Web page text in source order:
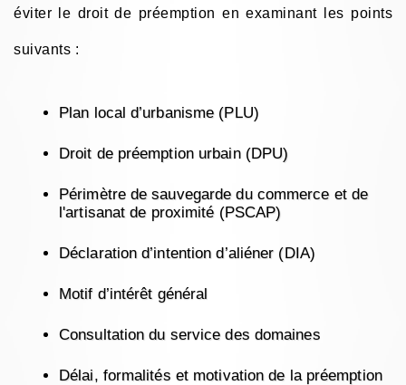
éviter le droit de préemption en examinant les points
suivants :
Plan local d’urbanisme (PLU)
Droit de préemption urbain (DPU)
Périmètre de sauvegarde du commerce et de
l'artisanat de proximité (PSCAP)
Déclaration d’intention d’aliéner (DIA)
Motif d’intérêt général
Consultation du service des domaines
Délai, formalités et motivation de la préemption